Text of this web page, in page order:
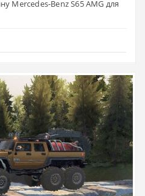
Mercedes-Benz S65 AMG для